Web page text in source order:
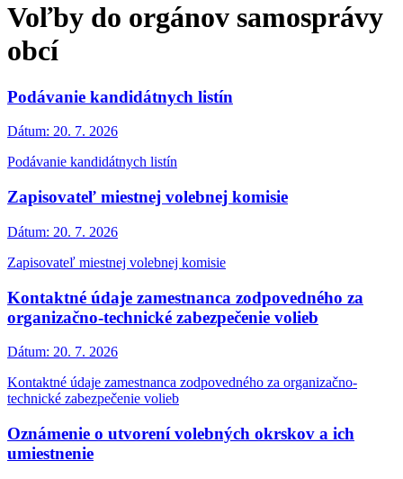
Voľby do orgánov samosprávy
obcí
Podávanie kandidátnych listín
Dátum: 20. 7. 2026
Podávanie kandidátnych listín
Zapisovateľ miestnej volebnej komisie
Dátum: 20. 7. 2026
Zapisovateľ miestnej volebnej komisie
Kontaktné údaje zamestnanca zodpovedného za
organizačno-technické zabezpečenie volieb
Dátum: 20. 7. 2026
Kontaktné údaje zamestnanca zodpovedného za organizačno-
technické zabezpečenie volieb
Oznámenie o utvorení volebných okrskov a ich
umiestnenie